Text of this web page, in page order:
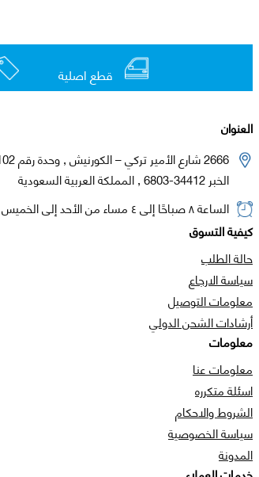
قطع اصلية
العنوان
2666 شارع الأمير تركي – الكورنيش , وحدة رقم 102
الخبر 34412-6803 , المملكة العربية السعودية
الساعة ٨ صباحًا إلى ٤ مساء من الأحد إلى الخميس
كيفية التسوق
حالة الطلب
سياسة الارجاع
معلومات التوصيل
أرشادات الشحن الدولي
معلومات
معلومات عنا
اسئلة متكرره
الشروط والاحكام
سياسة الخصوصية
المدونة